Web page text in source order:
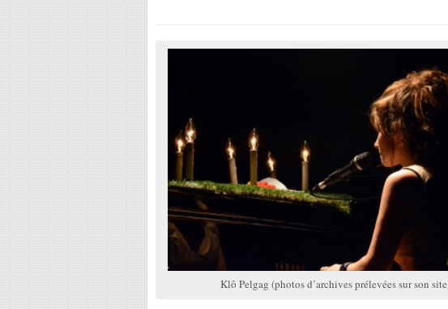
Klô Pelgag (photos d’archives prélevées sur son